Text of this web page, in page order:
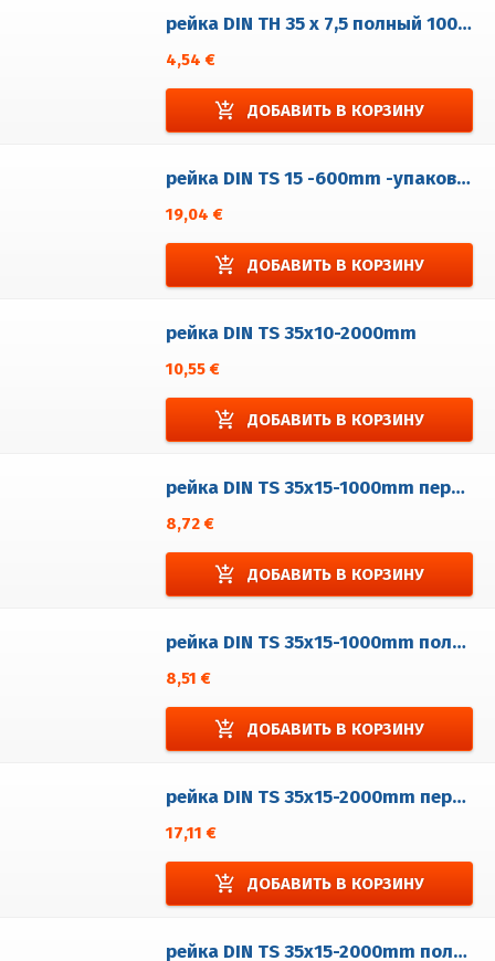
рейка DIN TH 35 x 7,5 полный 1000 мм - поцинкованá
4,54 €
add_shopping_cart ДОБАВИТЬ В КОРЗИНУ
рейка DIN TS 15 -600mm -упаковка из 5 штук
19,04 €
add_shopping_cart ДОБАВИТЬ В КОРЗИНУ
рейка DIN TS 35x10-2000mm
10,55 €
add_shopping_cart ДОБАВИТЬ В КОРЗИНУ
рейка DIN TS 35x15-1000mm перфорованá 5,2x25 поцинкованá
8,72 €
add_shopping_cart ДОБАВИТЬ В КОРЗИНУ
рейка DIN TS 35x15-1000mm полный поцинкованá
8,51 €
add_shopping_cart ДОБАВИТЬ В КОРЗИНУ
рейка DIN TS 35x15-2000mm перфорованá 5,2x25 поцинкованá
17,11 €
add_shopping_cart ДОБАВИТЬ В КОРЗИНУ
рейка DIN TS 35x15-2000mm полный поцинкованá